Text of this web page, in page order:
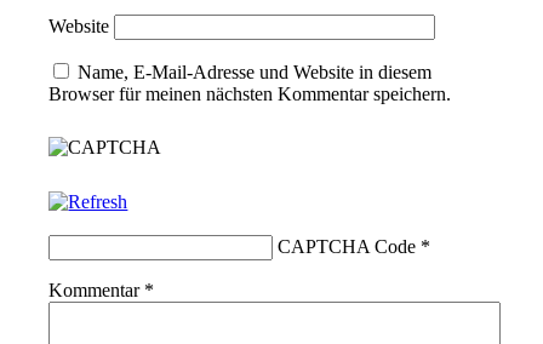
Website
Name, E-Mail-Adresse und Website in diesem
Browser für meinen nächsten Kommentar speichern.
CAPTCHA Code *
Kommentar *